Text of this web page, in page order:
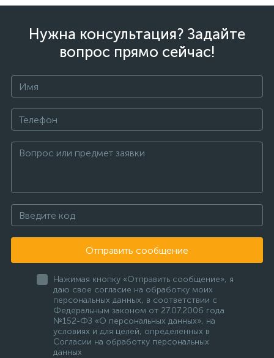
Нужна консультация? Задайте
вопрос прямо сейчас!
Отправить сообщение
Нажимая кнопку «Отправить сообщение», я
даю свое согласие на обработку моих
персональных данных, в соответствии с
Федеральным законом от 27.07.2006 года
№152-ФЗ «О персональных данных», на
условиях и для целей, определенных в
Согласии на обработку персональных
данных